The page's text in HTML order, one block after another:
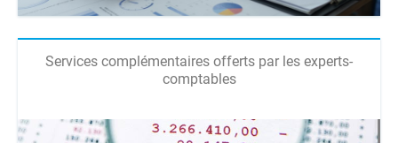
Services complémentaires offerts par les experts-
comptables